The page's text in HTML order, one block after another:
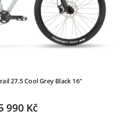
27.5 Cool Grey Black 16"
990 Kč